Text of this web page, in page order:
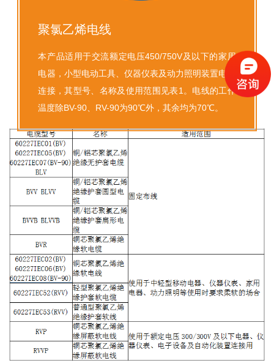
聚氯乙烯电线
本产品适用于交流额定电压450/750V及以下的家用
电器，小型电动工具、仪器仪表及动力照明装置电源
连接，其型号、名称及使用范围见表1。电线的工作
温度除BV-90、RV-90为90℃外，其余均为70℃。